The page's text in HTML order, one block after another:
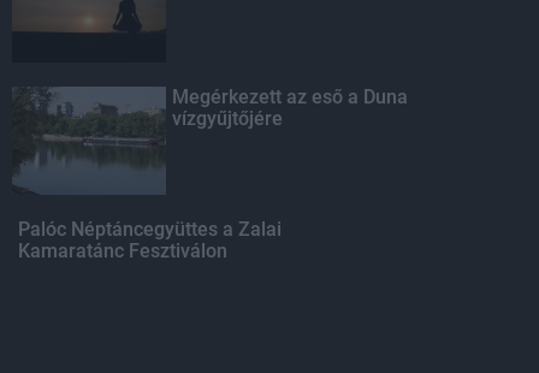
Megérkezett az eső a Duna
vízgyűjtőjére
Palóc Néptáncegyüttes a Zalai
Kamaratánc Fesztiválon